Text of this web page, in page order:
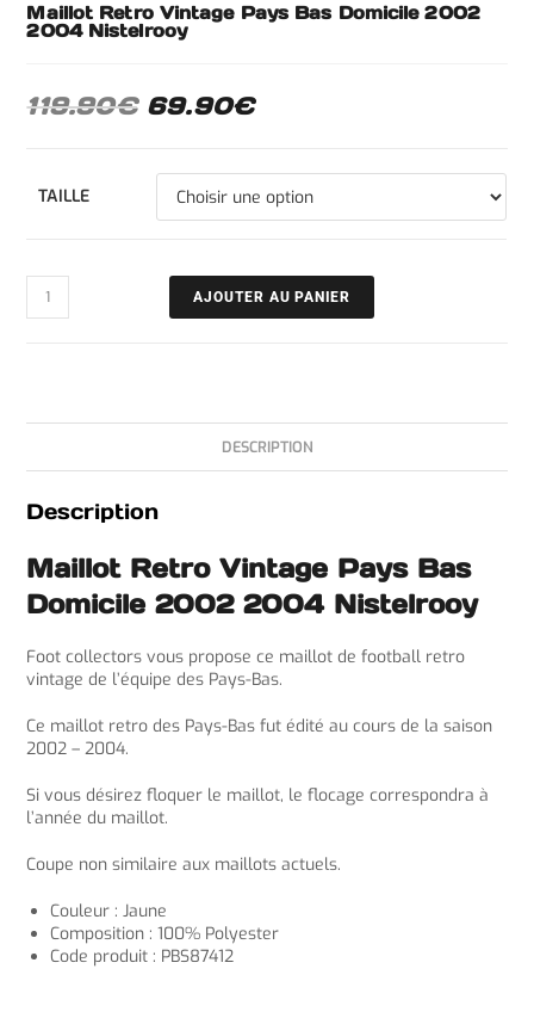
Maillot Retro Vintage Pays Bas Domicile 2002
2004 Nistelrooy
119.90€ 69.90€
TAILLE
AJOUTER AU PANIER
DESCRIPTION
Description
Maillot Retro Vintage Pays Bas
Domicile 2002 2004 Nistelrooy
Foot collectors vous propose ce maillot de football retro
vintage de l’équipe des Pays-Bas.
Ce maillot retro des Pays-Bas fut édité au cours de la saison
2002 – 2004.
Si vous désirez floquer le maillot, le flocage correspondra à
l’année du maillot.
Coupe non similaire aux maillots actuels.
Couleur : Jaune
Composition : 100% Polyester
Code produit : PBS87412